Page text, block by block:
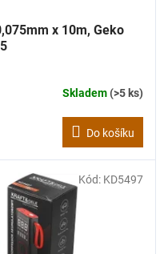
x 10m, Geko
Skladem(>5 ks)
Do košíku
Kód: KD5497